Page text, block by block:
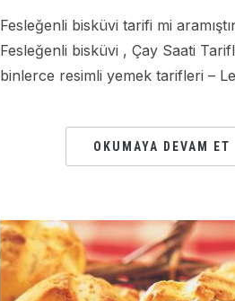
Fesleğenli bisküvi tarifi mi
Fesleğenli bisküvi , Çay Saati
binlerce resimli yemek tarifleri –
OKUMAYA DEVAM ET